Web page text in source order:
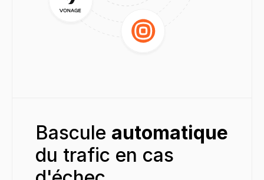
Bascule automatique
du trafic en cas